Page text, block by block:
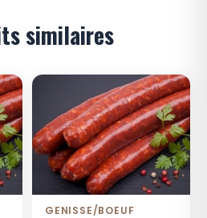
similaires
GENISSE/BOEUF